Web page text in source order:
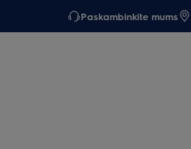
Paskambinkite mums